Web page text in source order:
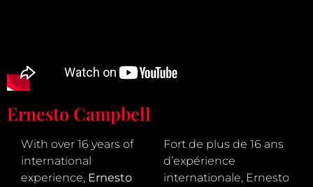
Ernesto Campbell
With over 16 years of
international
experience, Ernesto
Fort de plus de 16 ans
d’expérience
internationale, Ernesto